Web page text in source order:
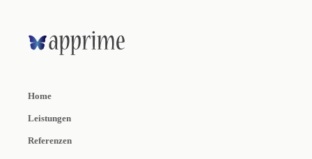
Home
Leistungen
Referenzen